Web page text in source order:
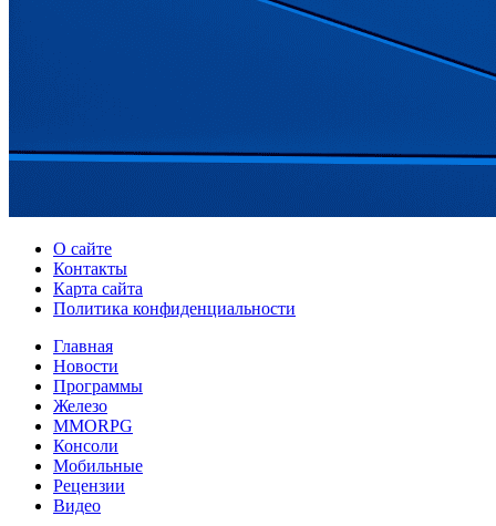
О сайте
Контакты
Карта сайта
Политика конфиденциальности
Главная
Новости
Программы
Железо
MMORPG
Консоли
Мобильные
Рецензии
Видео